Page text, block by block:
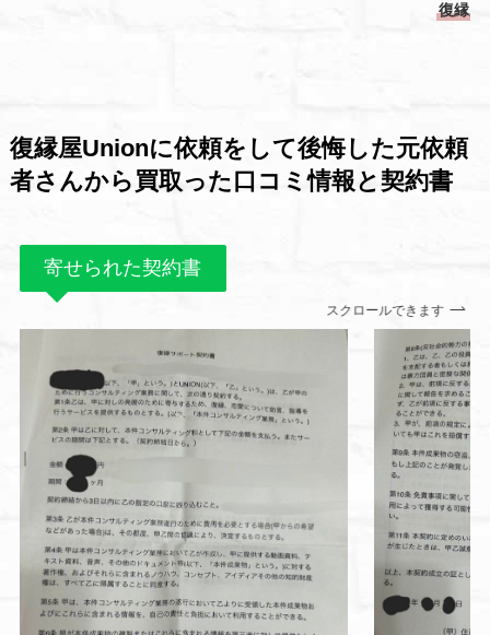
復縁屋
復縁屋Unionに依頼をして後悔した元依頼
者さんから買取った口コミ情報と契約書
寄せられた契約書
スクロールできます